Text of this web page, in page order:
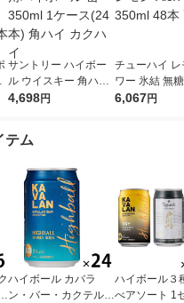
サントリー ハイボー
ル ウイスキー 角ハイ
ボール 缶 350ml 1ケ
4,698円
チューハイ レ
ワー 氷結 無
Alc.7% 350ml
6,067円
テム
ハイボール カバラ
ン・バー・カクテル
ハイボール３
べアソート 1